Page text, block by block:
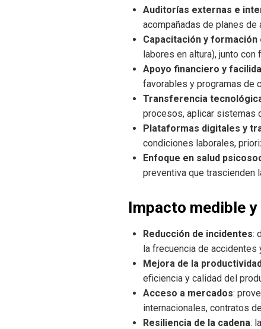
Auditorías externas e
acompañadas de planes de
Capacitación y formación
labores en altura), junto
Apoyo financiero y
favorables y programas de
Transferencia
procesos, aplicar sistemas
Plataformas digitales y
condiciones laborales,
Enfoque en salud
preventiva que trascienden
Impacto medible
Reducción de incidentes:
la frecuencia de
Mejora de la
eficiencia y calidad del
Acceso a mercados:
internacionales, contratos
Resiliencia de la cadena: